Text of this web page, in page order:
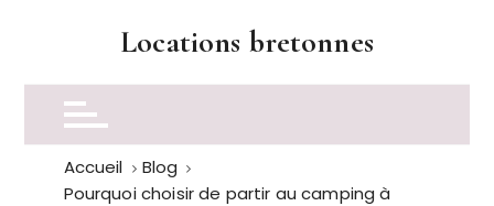
r
Locations bretonnes
Accueil
Blog
Pourquoi choisir de partir au camping à